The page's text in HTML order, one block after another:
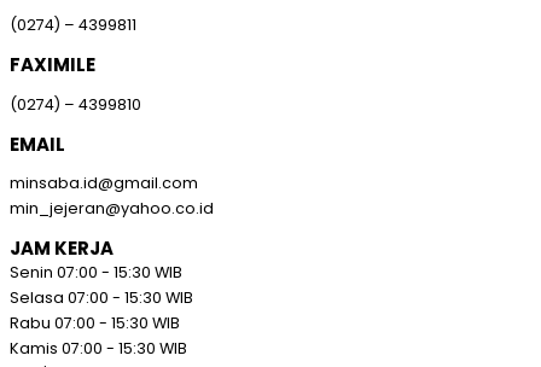
(0274) – 4399811
FAXIMILE
(0274) – 4399810
EMAIL
minsaba.id@gmail.com
min_jejeran@yahoo.co.id
JAM KERJA
Senin 07:00 - 15:30 WIB
Selasa 07:00 - 15:30 WIB
Rabu 07:00 - 15:30 WIB
Kamis 07:00 - 15:30 WIB